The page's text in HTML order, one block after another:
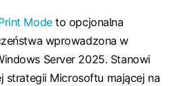
Modeto opcjonalna
wprowadzona w
Server 2025. Stanowi
strategii Microsoftu mającej na